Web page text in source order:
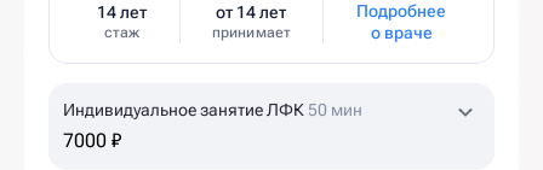
14 лет
стаж
от 14 лет
принимает
Подробнее
о враче
Индивидуальное занятие ЛФК 50 мин
7000 ₽